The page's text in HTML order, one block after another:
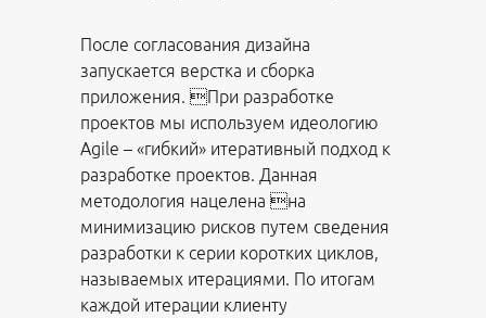
После согласования дизайна
запускается верстка и сборка
приложения. При разработке
проектов мы используем идеологию
Agile – «гибкий» итеративный подход к
разработке проектов. Данная
методология нацелена на
минимизацию рисков путем сведения
разработки к серии коротких циклов,
называемых итерациями. По итогам
каждой итерации клиенту